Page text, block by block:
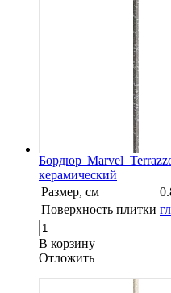
Бордюр Marvel
керамический
Размер, см
Поверхность плитки
В корзину
Oтложить